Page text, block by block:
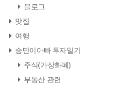
블로그
맛집
여행
승민이아빠 투자일기
주식(가상화폐)
부동산 관련